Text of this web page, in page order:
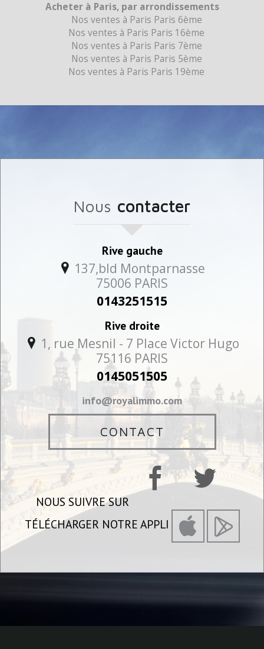
Acheter à Paris, par arrondissements
Nos ventes à Paris Paris 6ème
Nos ventes à Paris Paris 16ème
Nos ventes à Paris Paris 7ème
Nos ventes à Paris Paris 5ème
Nos ventes à Paris Paris 19ème
nous contacter
Rive gauche
137,bld Montparnasse
75006 PARIS
0143251515
Rive droite
1, rue Mesnil - 7 Place Victor Hugo
75116 PARIS
0145051505
info@royalimmo.com
CONTACT
NOUS SUIVRE SUR
TÉLÉCHARGER NOTRE APPLI